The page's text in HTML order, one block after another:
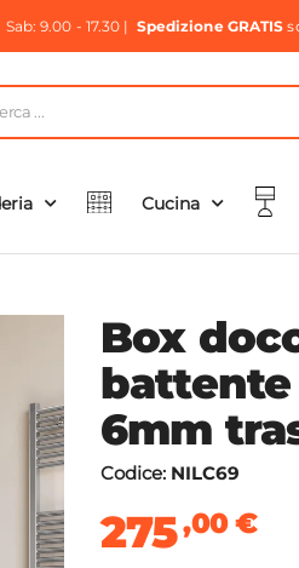
9.00 - 17.30 | Spedizione GRATIS
Cucina
Box
6mm
Codice: NILC69
275,00€